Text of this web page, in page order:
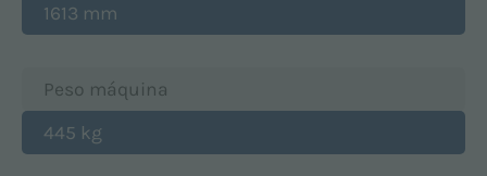
1613 mm
Peso máquina
445 kg